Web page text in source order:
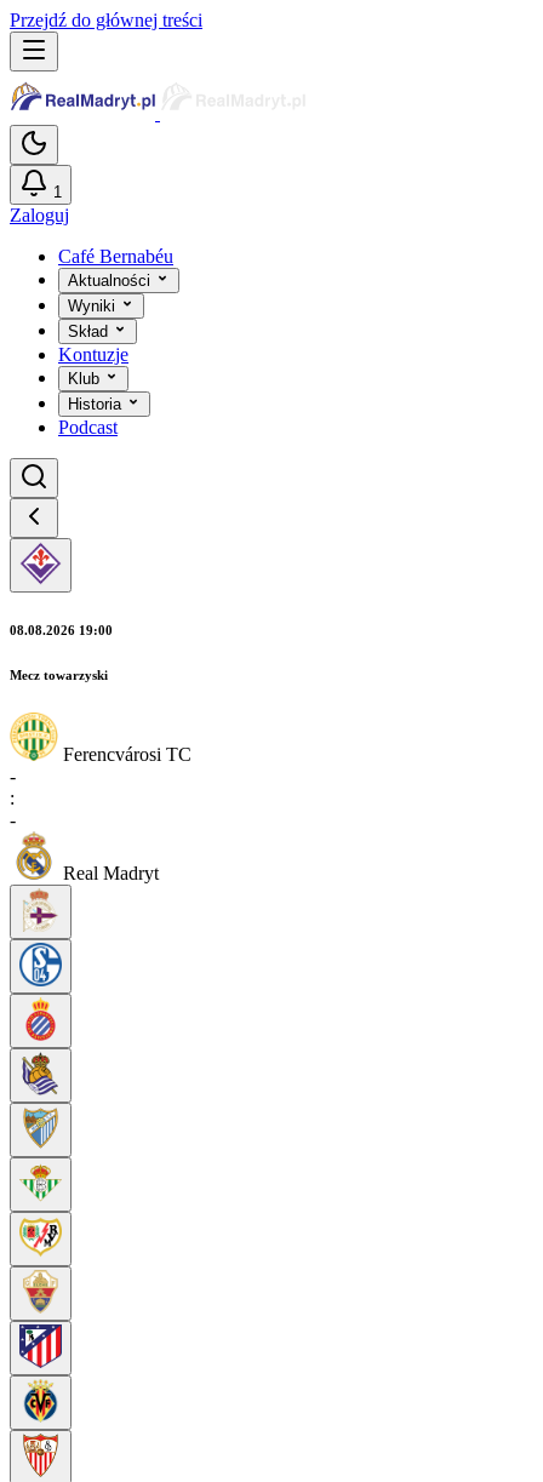
Przejdź do głównej treści
1
Zaloguj
Café Bernabéu
Aktualności
Wyniki
Skład
Kontuzje
Klub
Historia
Podcast
08.08.2026 19:00
Mecz towarzyski
Ferencvárosi TC
-
:
-
Real Madryt